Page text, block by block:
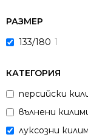
РАЗМЕР
133/180 1
КАТЕГОРИЯ
персийски
вълнени
луксозни